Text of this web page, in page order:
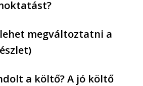
megváltoztatni a
a költő? A jó költő